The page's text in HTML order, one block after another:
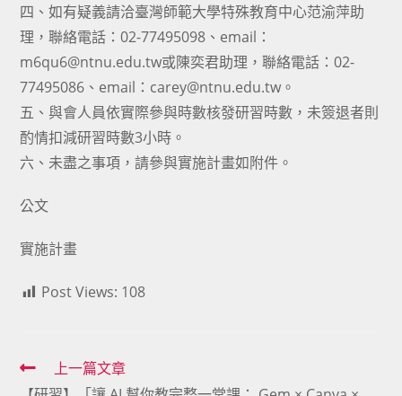
四、如有疑義請洽臺灣師範大學特殊教育中心范渝萍助
理，聯絡電話：02-77495098、email：
m6qu6@ntnu.edu.tw或陳奕君助理，聯絡電話：02-
77495086、email：carey@ntnu.edu.tw。
五、與會人員依實際參與時數核發研習時數，未簽退者則
酌情扣減研習時數3小時。
六、未盡之事項，請參與實施計畫如附件。
公文
實施計畫
Post Views: 108
Read上一篇文章